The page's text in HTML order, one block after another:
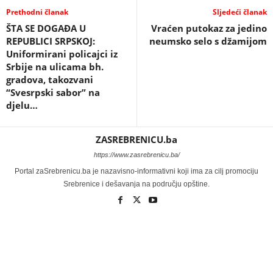
Prethodni članak
ŠTA SE DOGAĐA U
REPUBLICI SRPSKOJ:
Uniformirani policajci iz
Srbije na ulicama bh.
gradova, takozvani
“Svesrpski sabor” na
djelu…
Sljedeći članak
Vraćen putokaz za jedino
neumsko selo s džamijom
ZASREBRENICU.ba
https://www.zasrebrenicu.ba/
Portal zaSrebrenicu.ba je nazavisno-informativni koji ima za cilj promociju
Srebrenice i dešavanja na području opštine.